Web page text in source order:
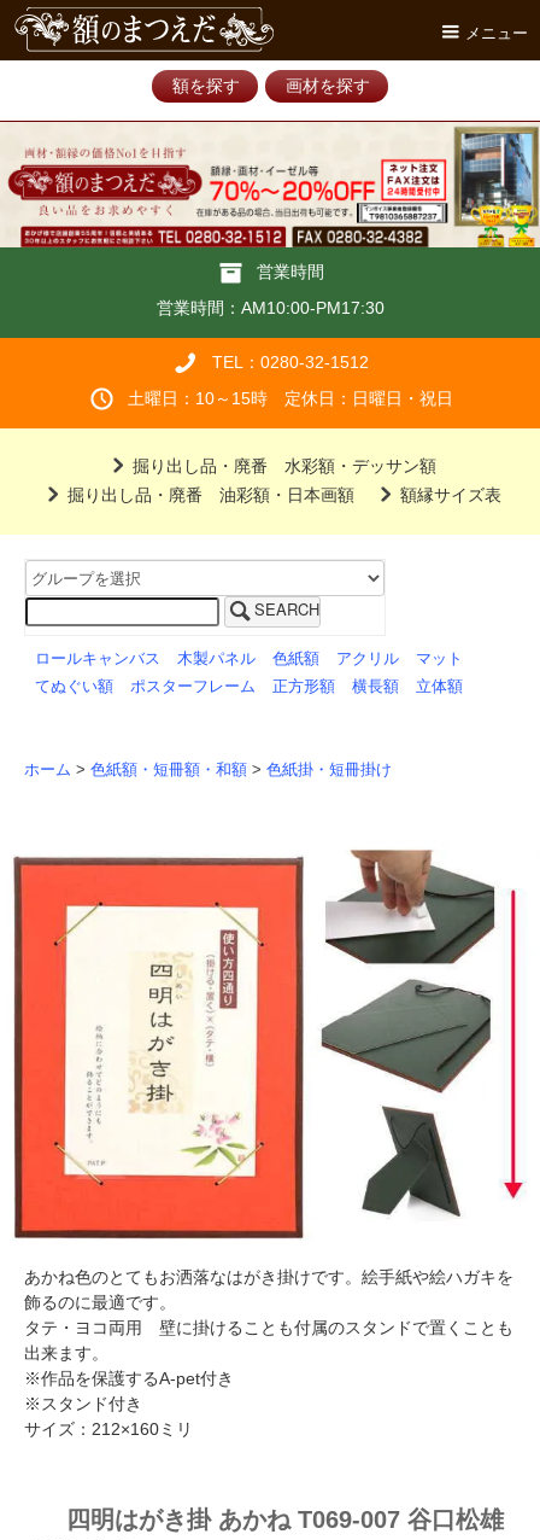
メニュー
額を探す 画材を探す
営業時間
営業時間：AM10:00-PM17:30
TEL：0280-32-1512
土曜日：10～15時 定休日：日曜日・祝日
掘り出し品・廃番 水彩額・デッサン額
掘り出し品・廃番 油彩額・日本画額
額縁サイズ表
SEARCH
ロールキャンバス 木製パネル 色紙額 アクリル
マット
てぬぐい額
ポスターフレーム 正方形額 横長額 立体額
ホーム > 色紙額・短冊額・和額 > 色紙掛・短冊掛け
あかね色のとてもお洒落なはがき掛けです。絵手紙や絵ハガキを
飾るのに最適です。
タテ・ヨコ両用 壁に掛けることも付属のスタンドで置くことも
出来ます。
※作品を保護するA-pet付き
※スタンド付き
サイズ：212×160ミリ
四明はがき掛 あかね T069-007 谷口松雄